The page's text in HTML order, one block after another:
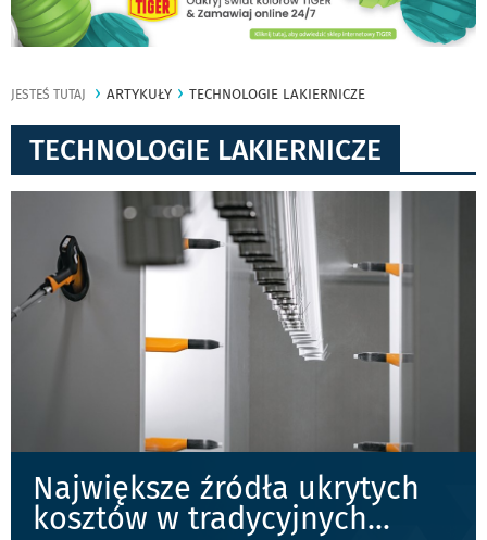
JESTEŚ TUTAJ ARTYKUŁY TECHNOLOGIE LAKIERNICZE
TECHNOLOGIE LAKIERNICZE
Największe źródła ukrytych
kosztów w tradycyjnych...